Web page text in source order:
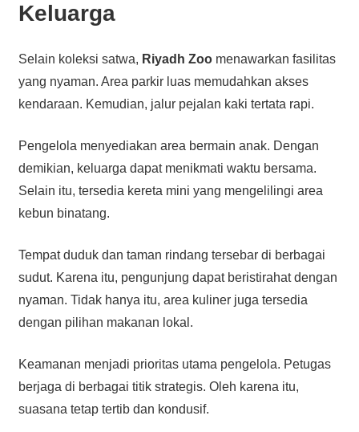
Keluarga
Selain koleksi satwa, Riyadh Zoomenawarkan fasilitas
yang nyaman. Area parkir luas memudahkan akses
kendaraan. Kemudian, jalur pejalan kaki tertata rapi.
Pengelola menyediakan area bermain anak. Dengan
demikian, keluarga dapat menikmati waktu bersama.
Selain itu, tersedia kereta mini yang mengelilingi area
kebun binatang.
Tempat duduk dan taman rindang tersebar di berbagai
sudut. Karena itu, pengunjung dapat beristirahat dengan
nyaman. Tidak hanya itu, area kuliner juga tersedia
dengan pilihan makanan lokal.
Keamanan menjadi prioritas utama pengelola. Petugas
berjaga di berbagai titik strategis. Oleh karena itu,
suasana tetap tertib dan kondusif.